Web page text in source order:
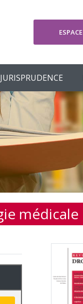
Votre
Votre
JURISPRUDENCE
médicale